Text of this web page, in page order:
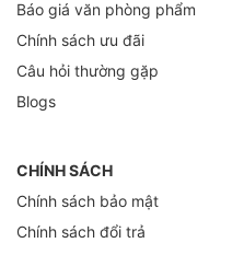
Báo giá văn phòng phẩm
Chính sách ưu đãi
Câu hỏi thường gặp
Blogs
CHÍNH SÁCH
Chính sách bảo mật
Chính sách đổi trả